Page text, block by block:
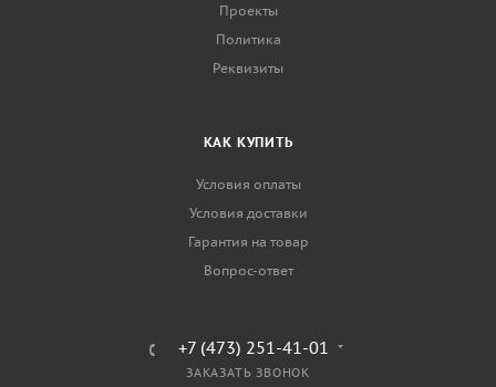
Проекты
Политика
Реквизиты
КАК КУПИТЬ
Условия оплаты
Условия доставки
Гарантия на товар
Вопрос-ответ
+7 (473) 251-41-01
ЗАКАЗАТЬ ЗВОНОК